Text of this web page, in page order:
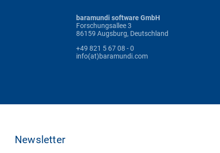
baramundi software GmbH
Forschungsallee 3
86159 Augsburg, Deutschland
+49 821 5 67 08 - 0
info(at)baramundi.com
Newsletter